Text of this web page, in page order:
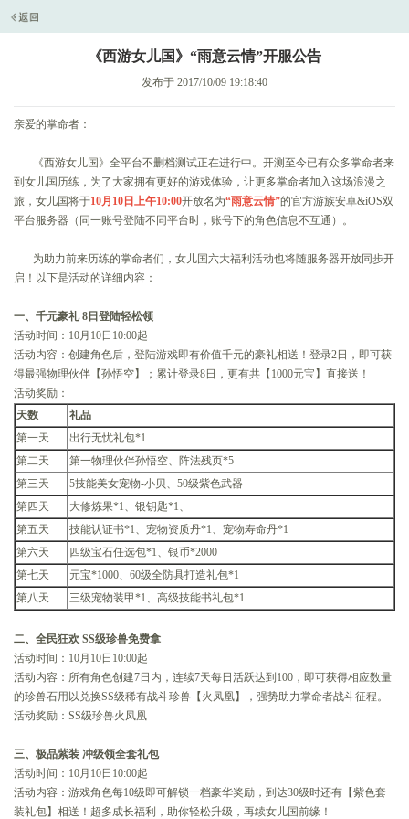
《西游女儿国》“雨意云情”开服公告
发布于 2017/10/09 19:18:40
亲爱的掌命者：
《西游女儿国》全平台不删档测试正在进行中。开测至今已有众多掌命者来
到女儿国历练，为了大家拥有更好的游戏体验，让更多掌命者加入这场浪漫之
旅，女儿国将于10月10日上午10:00开放名为“雨意云情”的官方游族安卓&iOS双
平台服务器（同一账号登陆不同平台时，账号下的角色信息不互通）。
为助力前来历练的掌命者们，女儿国六大福利活动也将随服务器开放同步开
启！以下是活动的详细内容：
一、千元豪礼 8日登陆轻松领
活动时间：10月10日10:00起
活动内容：创建角色后，登陆游戏即有价值千元的豪礼相送！登录2日，即可获
得最强物理伙伴【孙悟空】；累计登录8日，更有共【1000元宝】直接送！
活动奖励：
天数
礼品
第一天
出行无忧礼包*1
第二天
第一物理伙伴孙悟空、阵法残页*5
第三天
5技能美女宠物-小贝、50级紫色武器
第四天
大修炼果*1、银钥匙*1、
第五天
技能认证书*1、宠物资质丹*1、宠物寿命丹*1
第六天
四级宝石任选包*1、银币*2000
第七天
元宝*1000、60级全防具打造礼包*1
第八天
三级宠物装甲*1、高级技能书礼包*1
二、全民狂欢 SS级珍兽免费拿
活动时间：10月10日10:00起
活动内容：所有角色创建7日内，连续7天每日活跃达到100，即可获得相应数量
的珍兽石用以兑换SS级稀有战斗珍兽【火凤凰】，强势助力掌命者战斗征程。
活动奖励：SS级珍兽火凤凰
三、极品紫装 冲级领全套礼包
活动时间：10月10日10:00起
活动内容：游戏角色每10级即可解锁一档豪华奖励，到达30级时还有【紫色套
装礼包】相送！超多成长福利，助你轻松升级，再续女儿国前缘！